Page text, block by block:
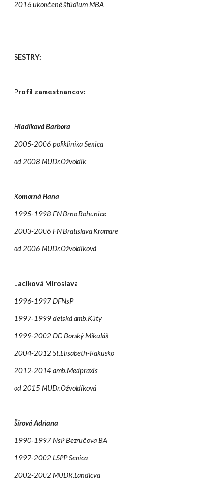
2016 ukončené štúdium MBA
SESTRY:
Profil zamestnancov:
Hladíková Barbora
2005-2006 poliklinika Senica
od 2008 MUDr.Ožvoldík
Komorná Hana
1995-1998 FN Brno Bohunice
2003-2006 FN Bratislava Kramáre
od 2006 MUDr.Ožvoldíková
Laciková Miroslava
1996-1997 DFNsP
1997-1999 detská amb.Kúty
1999-2002 DD Borský Mikuláš
2004-2012 St.Elisabeth-Rakúsko
2012-2014 amb.Medpraxis
od 2015 MUDr.Ožvoldíková
Šírová Adriana
1990-1997 NsP Bezručova BA
1997-2002 LSPP Senica
2002-2002 MUDR.Landlová